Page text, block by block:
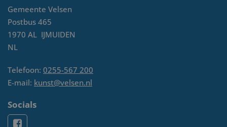
Gemeente Velsen
Postbus 465
1970 AL IJMUIDEN
NL
Telefoon: 0255-567 200
E-mail: kunst@velsen.nl
Socials